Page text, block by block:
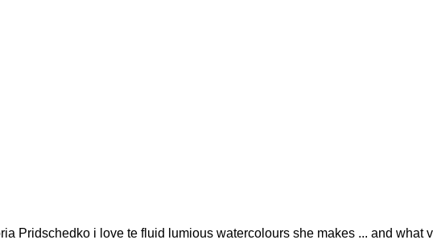
Pridschedko i love te fluid lumious watercolours she makes ... and what